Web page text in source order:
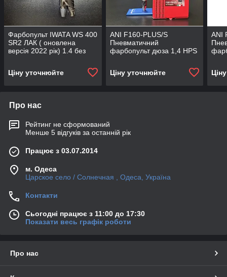
Фарбопульт IWATA WS 400
SR2 ЛАК ( оновлена
версія 2022 рік) 1.4 без
Ціну уточнюйте
ANI F160-PLUS/S
Пневматичний
фарбопульт дюза 1,4 HPS
Ціну уточнюйте
ANI
Про нас
Рейтинг не сформований
Менше 5 відгуків за останній рік
Працює з 03.07.2014
м. Одеса
Царское село / Солнечная , Одеса, Україна
Контакти
Сьогодні працює з 11:00 до 17:30
Показати весь графік роботи
Про нас